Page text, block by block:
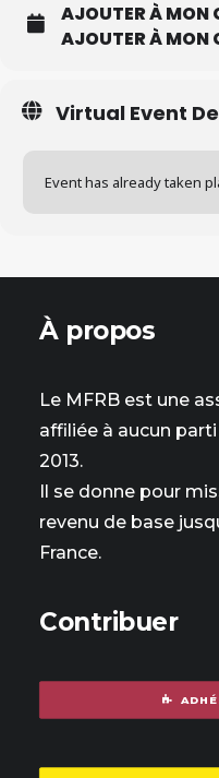
AJOUTER À MON
AJOUTER À MON
Virtual Event
Event has already taken
À propos
Le MFRB est une
affiliée à aucun
2013.
Il se donne pour
revenu de base
France.
Contribuer